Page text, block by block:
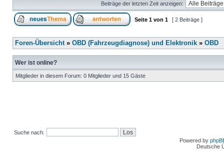
Beiträge der letzten Zeit anzeigen:
Seite 1 von 1 [ 2 Beiträge ]
Foren-Übersicht» OBD (Fahrzeugdiagnose) und Elektronik » OBD
Wer ist online?
Mitglieder in diesem Forum: 0 Mitglieder und 15 Gäste
Suche nach:
Powered by
Deutsche